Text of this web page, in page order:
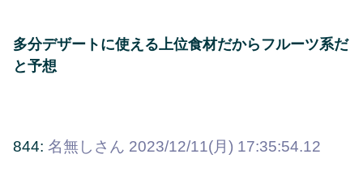
多分デザートに使える上位食材だからフルーツ系だ
と予想
844: 名無しさん 2023/12/11(月) 17:35:54.12